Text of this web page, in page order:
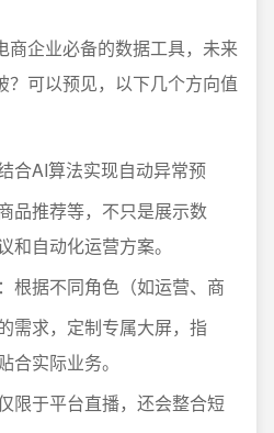
商企业必备的数据工具，未来
？可以预见，以下几个方向值
合AI算法实现自动异常预
品推荐等，不只是展示数
和自动化运营方案。
：根据不同角色（如运营、商
需求，定制专属大屏，指
合实际业务。
限于平台直播，还会整合短